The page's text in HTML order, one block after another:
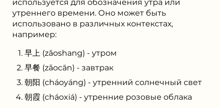
используется для обозначения утра или
утреннего времени. Оно может быть
использовано в различных контекстах,
например:
早上 (zǎoshang) - утром
早餐 (zǎocān) - завтрак
朝阳 (cháoyáng) - утренний солнечный свет
朝霞 (cháoxiá) - утренние розовые облака